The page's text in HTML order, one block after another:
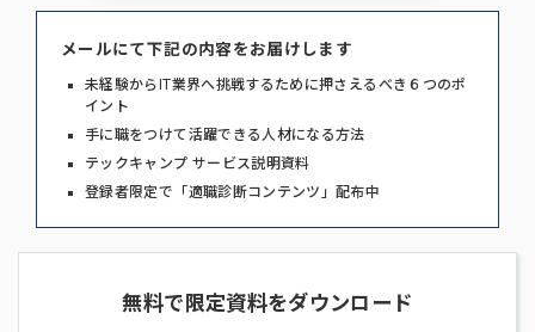
メールにて下記の内容をお届けします
未経験からIT業界へ挑戦するために押さえるべき６つのポ
イント
手に職をつけて活躍できる人材になる方法
テックキャンプ サービス説明資料
登録者限定で「適職診断コンテンツ」配布中
無料で限定資料をダウンロード